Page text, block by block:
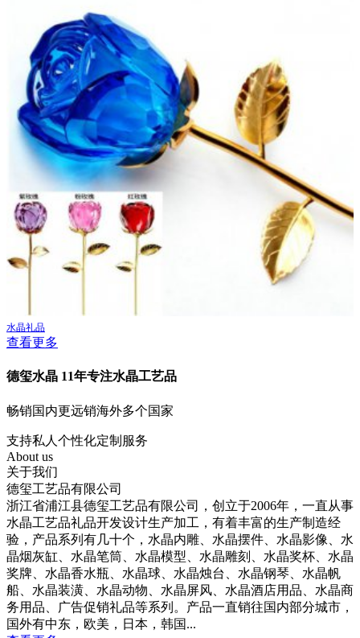
水晶礼品
查看更多
德玺水晶 11年专注水晶工艺品
畅销国内更远销海外多个国家
支持私人个性化定制服务
About us
关于我们
德玺工艺品有限公司
浙江省浦江县德玺工艺品有限公司，创立于2006年，一直从事
水晶工艺品礼品开发设计生产加工，有着丰富的生产制造经
验，产品系列有几十个，水晶内雕、水晶摆件、水晶影像、水
晶烟灰缸、水晶笔筒、水晶模型、水晶雕刻、水晶奖杯、水晶
奖牌、水晶香水瓶、水晶球、水晶烛台、水晶钢琴、水晶帆
船、水晶装潢、水晶动物、水晶屏风、水晶酒店用品、水晶商
务用品、广告促销礼品等系列。产品一直销往国内部分城市，
国外有中东，欧美，日本，韩国...